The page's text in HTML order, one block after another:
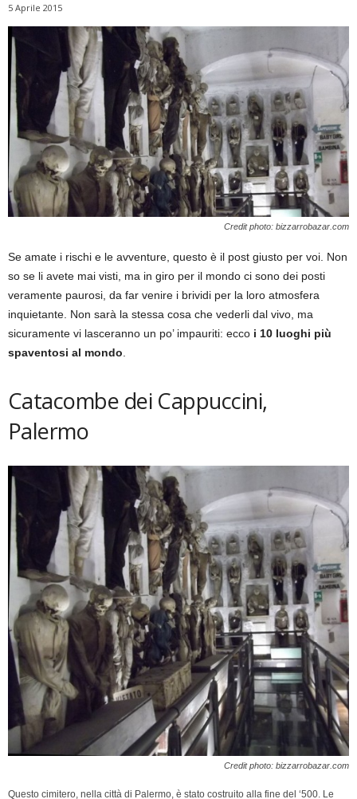
5 Aprile 2015
Credit photo: bizzarrobazar.com
Se amate i rischi e le avventure, questo è il post giusto per voi. Non
so se li avete mai visti, ma in giro per il mondo ci sono dei posti
veramente paurosi, da far venire i brividi per la loro atmosfera
inquietante. Non sarà la stessa cosa che vederli dal vivo, ma
sicuramente vi lasceranno un po’ impauriti: ecco i 10 luoghi più
spaventosi al mondo
Catacombe dei Cappuccini,
Palermo
Credit photo: bizzarrobazar.com
Questo cimitero, nella città di Palermo, è stato costruito alla fine del ‘500. Le